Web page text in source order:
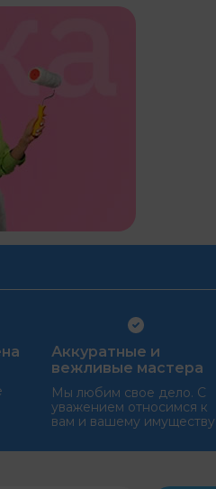
Аккуратные и
вежливые мастера
Мы любим свое дело. С
уважением относимся к
вам и вашему имуществу